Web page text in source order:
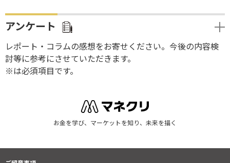
アンケート
レポート・コラムの感想をお寄せください。今後の内容検
討等に参考にさせていただきます。
※は必須項目です。
お金を学び、マーケットを知り、未来を描く